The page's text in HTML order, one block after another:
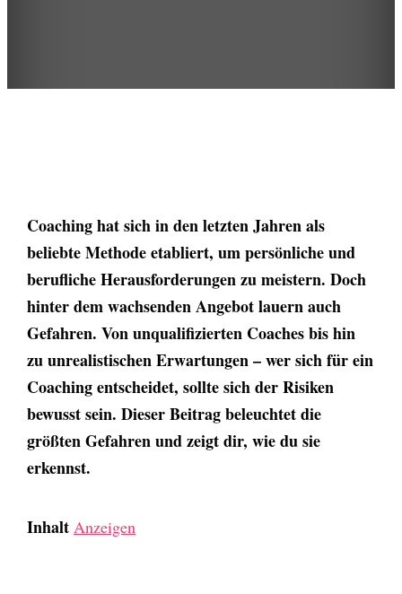
Coaching hat sich in den letzten Jahren als
beliebte Methode etabliert, um persönliche und
berufliche Herausforderungen zu meistern. Doch
hinter dem wachsenden Angebot lauern auch
Gefahren. Von unqualifizierten Coaches bis hin
zu unrealistischen Erwartungen – wer sich für ein
Coaching entscheidet, sollte sich der Risiken
bewusst sein. Dieser Beitrag beleuchtet die
größten Gefahren und zeigt dir, wie du sie
erkennst.
Inhalt Anzeigen